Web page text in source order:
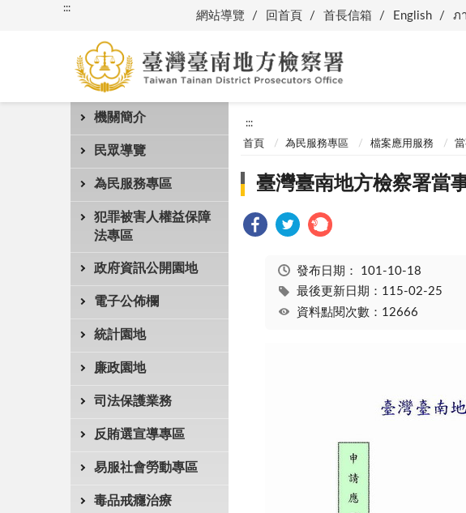
:::
網站導覽 回首頁 首長信箱 English ภ
機關簡介
民眾導覽
為民服務專區
犯罪被害人權益保障
法專區
政府資訊公開園地
電子公佈欄
統計園地
廉政園地
司法保護業務
反賄選宣導專區
易服社會勞動專區
毒品戒癮治療
:::
首頁 為民服務專區 檔案應用服務
臺灣臺南地方檢察署當
發布日期： 101-10-18
最後更新日期：115-02-25
資料點閱次數：12666